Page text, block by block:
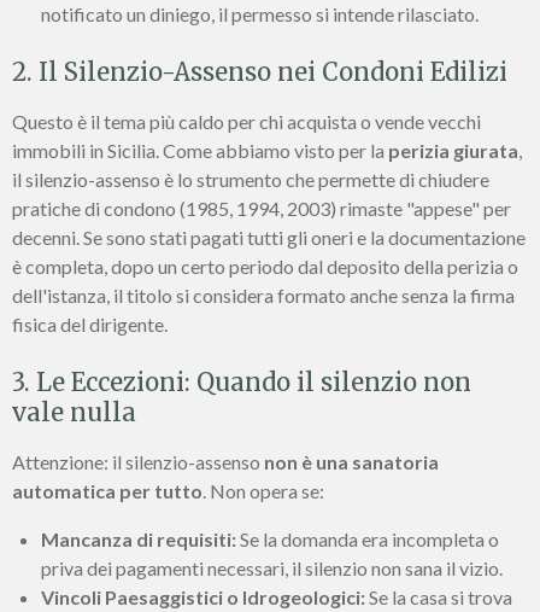
notificato un diniego, il permesso si intende rilasciato.
2. Il Silenzio-Assenso nei Condoni Edilizi
Questo è il tema più caldo per chi acquista o vende vecchi
immobili in Sicilia. Come abbiamo visto per la perizia giurata
il silenzio-assenso è lo strumento che permette di chiudere
pratiche di condono (1985, 1994, 2003) rimaste "appese" per
decenni. Se sono stati pagati tutti gli oneri e la documentazione
è completa, dopo un certo periodo dal deposito della perizia o
dell'istanza, il titolo si considera formato anche senza la firma
fisica del dirigente.
3. Le Eccezioni: Quando il silenzio non
vale nulla
Attenzione: il silenzio-assenso non è una sanatoria
automatica per tutto . Non opera se:
Mancanza di requisiti:Se la domanda era incompleta o
priva dei pagamenti necessari, il silenzio non sana il vizio.
Vincoli Paesaggistici o Idrogeologici:Se la casa si trova